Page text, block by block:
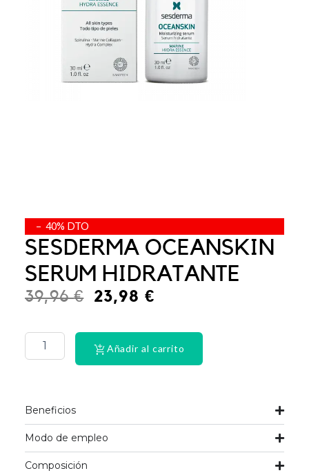
– 40% DTO
SESDERMA OCEANSKIN
SERUM HIDRATANTE
39,96€
El
original
era:
23,98 €El
actual
es:
ULTRA
HEAT
PLUS
Añadir al carrito
Beneficios
Modo de empleo
Composición